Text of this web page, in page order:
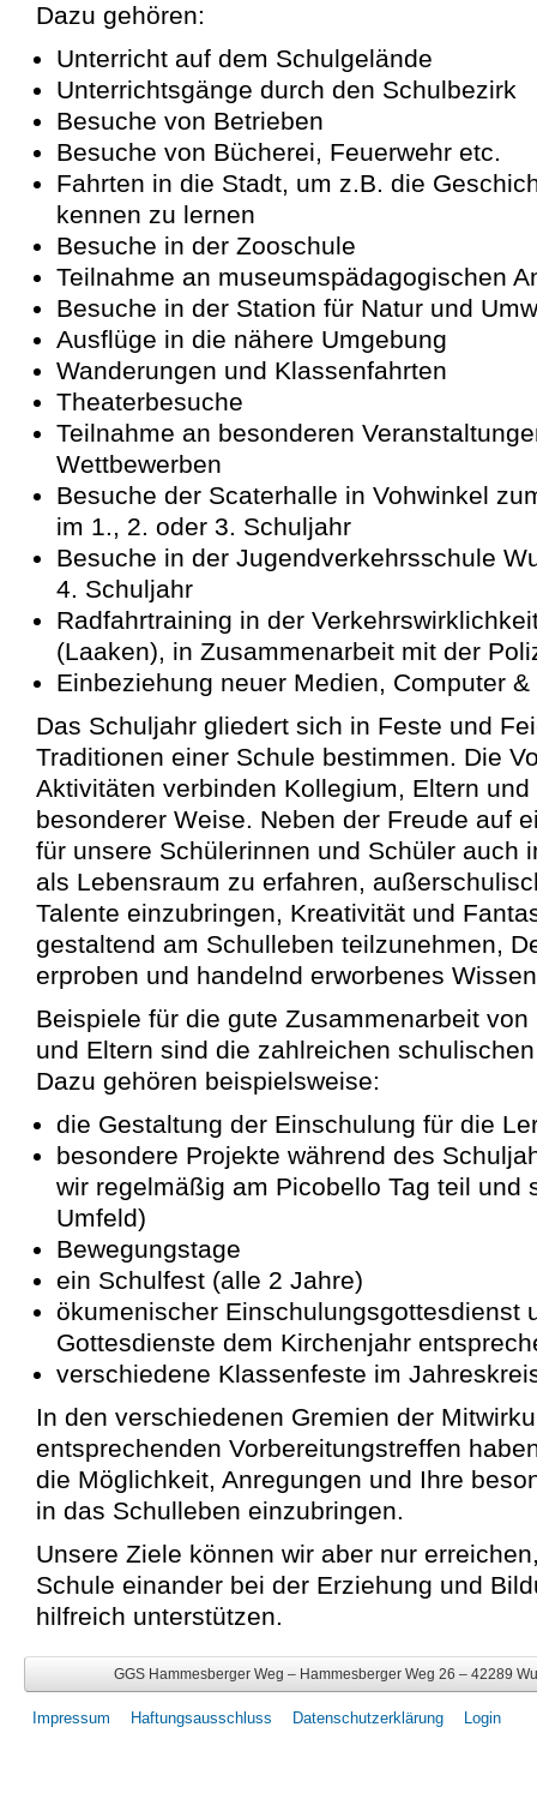
Dazu gehören:
Unterricht auf dem Schulgelände
Unterrichtsgänge durch den Schulbezirk
Besuche von Betrieben
Besuche von Bücherei, Feuerwehr etc.
Fahrten in die Stadt, um z.B. die
kennen zu lernen
Besuche in der Zooschule
Teilnahme an museumspädagogischen
Besuche in der Station für Natur und
Ausflüge in die nähere Umgebung
Wanderungen und Klassenfahrten
Theaterbesuche
Teilnahme an besonderen
Wettbewerben
Besuche der Scaterhalle in Vohwinkel
im 1., 2. oder 3. Schuljahr
Besuche in der Jugendverkehrsschule
4. Schuljahr
Radfahrtraining in der
(Laaken), in Zusammenarbeit mit der
Einbeziehung neuer Medien, Computer &
Das Schuljahr gliedert sich in Feste und
Traditionen einer Schule bestimmen. Die
Aktivitäten verbinden Kollegium, Eltern
besonderer Weise. Neben der Freude auf
für unsere Schülerinnen und Schüler auch
als Lebensraum zu erfahren,
Talente einzubringen, Kreativität und
gestaltend am Schulleben teilzunehmen,
erproben und handelnd erworbenes
Beispiele für die gute Zusammenarbeit
und Eltern sind die zahlreichen
Dazu gehören beispielsweise:
die Gestaltung der Einschulung für die
besondere Projekte während des
wir regelmäßig am Picobello Tag teil und
Umfeld)
Bewegungstage
ein Schulfest (alle 2 Jahre)
ökumenischer Einschulungsgottesdienst
Gottesdienste dem Kirchenjahr
verschiedene Klassenfeste im
In den verschiedenen Gremien der
entsprechenden Vorbereitungstreffen
die Möglichkeit, Anregungen und Ihre
in das Schulleben einzubringen.
Unsere Ziele können wir aber nur
Schule einander bei der Erziehung und
hilfreich unterstützen.
GGS Hammesberger Weg – Hammesberger Weg 26 – 42289
Impressum Haftungsausschluss Datenschutzerklärung Login